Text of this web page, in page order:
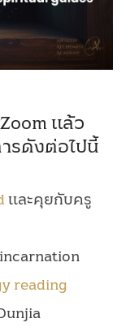
แล้ว
รดังต่อไปนี้
และคุยกับครู
incarnation
reading